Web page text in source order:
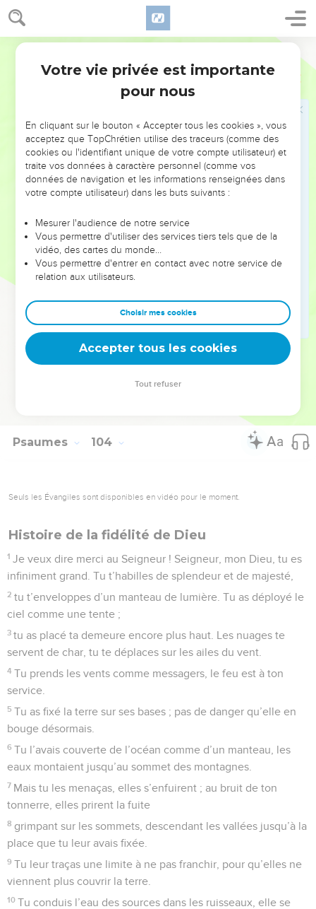
Psaumes 103
poussière, il ne l’oublie pas.
La vie de l’homme fait penser à l’herbe : comme l’herbe
des champs, qui commence à fleurir
mais périt dès que passe le vent brûlant, la voilà disparue
toujours et durera toujours. Et sa loyauté reste acquise aux
enfants de leurs enfants,
s’ils respectent les règles de l’alliance et pensent à faire
ce que Dieu a commandé.
Le Seigneur a dressé son trône dans le ciel. Il règne sur
tout ce qui existe.
Remerciez le Seigneur, vous ses anges, qui, de toutes vos
forces, faites ce qu’il dit et lui obéissez au premier mot.
Remerciez le Seigneur, vous, l’armée de ses serviteurs,
Remerciez le Seigneur, vous tous qu’il a créés, où que
vous soyez dans son empire. Et moi aussi, je veux dire :
« Merci, Seigneur. »
© Société biblique française – Bibli’O, 1997, avec autorisation. Pour vous procurer
Psaumes 104
Seuls les Évangiles sont disponibles en vidéo pour le moment.
Histoire de la fidélité de Dieu
1 Je veux dire merci au Seigneur ! Seigneur, mon Dieu, tu es
infiniment grand. Tu t’habilles de splendeur et de majesté,
2 tu t’enveloppes d’un manteau de lumière. Tu as déployé le
ciel comme une tente ;
3 tu as placé ta demeure encore plus haut. Les nuages te
servent de char, tu te déplaces sur les ailes du vent.
4 Tu prends les vents comme messagers, le feu est à ton
service.
5 Tu as fixé la terre sur ses bases ; pas de danger qu’elle en
bouge désormais.
6 Tu l’avais couverte de l’océan comme d’un manteau, les
eaux montaient jusqu’au sommet des montagnes.
7 Mais tu les menaças, elles s’enfuirent ; au bruit de ton
tonnerre, elles prirent la fuite
8 grimpant sur les sommets, descendant les vallées jusqu’à la
place que tu leur avais fixée.
9 Tu leur traças une limite à ne pas franchir, pour qu’elles ne
viennent plus couvrir la terre.
10 Tu conduis l’eau des sources dans les ruisseaux, elle se
Votre vie privée est importante
pour nous
En cliquant sur le bouton « Accepter tous les cookies », vous
acceptez que TopChrétien utilise des traceurs (comme des
cookies ou l'identifiant unique de votre compte utilisateur) et
traite vos données à caractère personnel (comme vos
données de navigation et les informations renseignées dans
votre compte utilisateur) dans les buts suivants :
Mesurer l'audience de notre service
Vous permettre d'utiliser des services tiers tels que de la
vidéo, des cartes du monde…
Vous permettre d'entrer en contact avec notre service de
relation aux utilisateurs.
Choisir mes cookies
Accepter tous les cookies
Tout refuser